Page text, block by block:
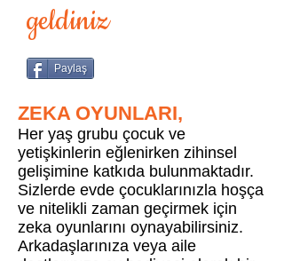
geldiniz
Paylaş
ZEKA OYUNLARI,
Her yaş grubu çocuk ve
yetişkinlerin eğlenirken zihinsel
gelişimine katkıda bulunmaktadır.
Sizlerde evde çocuklarınızla hoşça
ve nitelikli zaman geçirmek için
zeka oyunlarını oynayabilirsiniz.
Arkadaşlarınıza veya aile